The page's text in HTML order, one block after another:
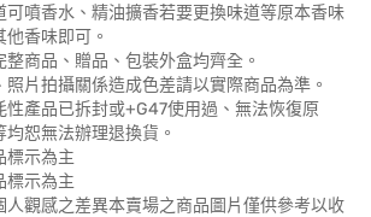
可噴香水、精油擴香若要更換味道等原本香味
香味即可。
商品、贈品、包裝外盒均齊全。
片拍攝關係造成色差請以實際商品為準。
性產品已拆封或+G47使用過、無法恢復原
恕無法辦理退換貨。
標示為主
標示為主
人觀感之差異本賣場之商品圖片僅供參考以收